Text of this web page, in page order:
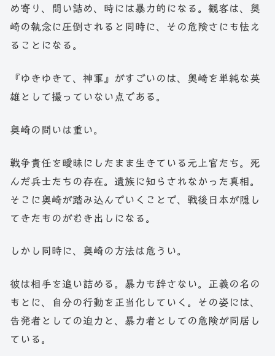
め寄り、問い詰め、時には暴力的になる。観客は、奥
崎の執念に圧倒されると同時に、その危険さにも怯え
ることになる。
『ゆきゆきて、神軍』がすごいのは、奥崎を単純な英
雄として撮っていない点である。
奥崎の問いは重い。
戦争責任を曖昧にしたまま生きている元上官たち。死
んだ兵士たちの存在。遺族に知らされなかった真相。
そこに奥崎が踏み込んでいくことで、戦後日本が隠し
てきたものがむき出しになる。
しかし同時に、奥崎の方法は危うい。
彼は相手を追い詰める。暴力も辞さない。正義の名の
もとに、自分の行動を正当化していく。その姿には、
告発者としての迫力と、暴力者としての危険が同居し
ている。